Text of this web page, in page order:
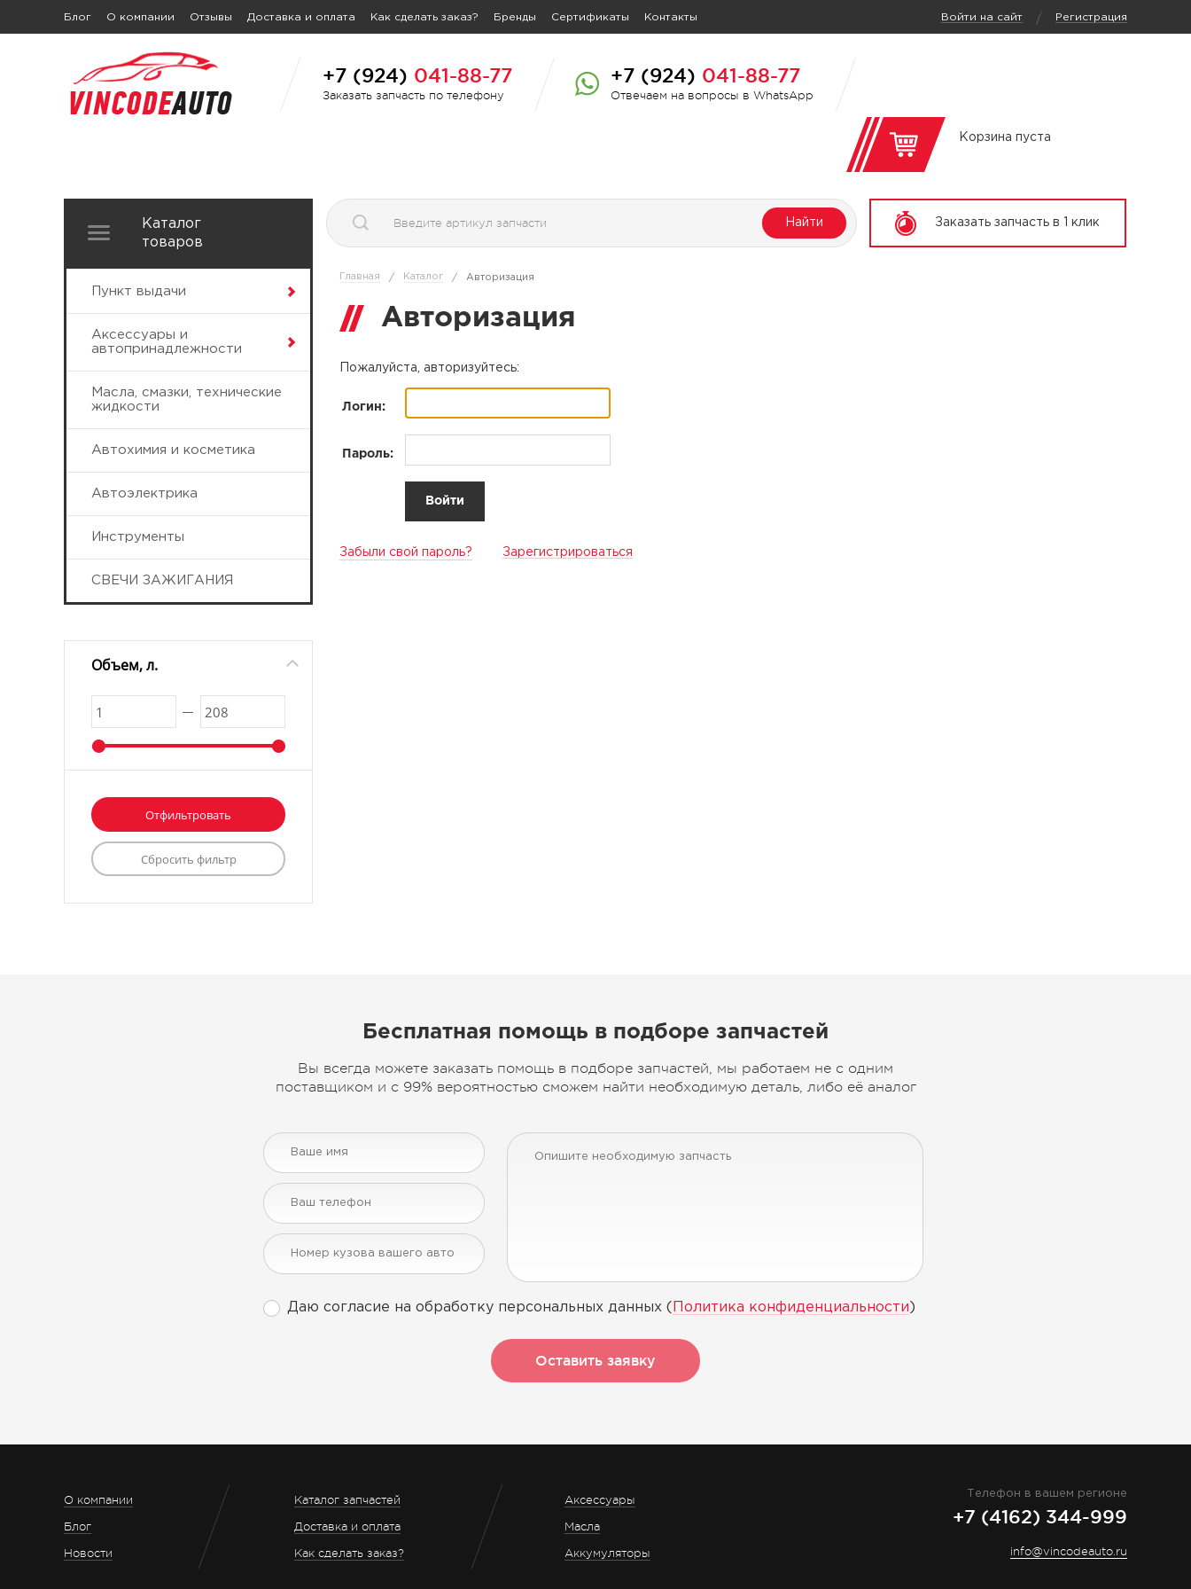
Блог О компании Отзывы Доставка и оплата Как сделать заказ? Бренды Сертификаты Контакты Войти на сайт / Регистрация
+7 (924) 041-88-77
Заказать запчасть по телефону
+7 (924) 041-88-77
Отвечаем на вопросы в WhatsApp
Корзина пуста
Каталог
товаров
Пункт выдачи
Аксессуары и
автопринадлежности
Масла, смазки, технические
жидкости
Автохимия и косметика
Автоэлектрика
Инструменты
СВЕЧИ ЗАЖИГАНИЯ
Объем, л.
Найти Заказать запчасть в 1 клик
Главная / Каталог / Авторизация
Авторизация
Пожалуйста, авторизуйтесь:
Логин:
Пароль:
Забыли свой пароль? Зарегистрироваться
Бесплатная помощь в подборе запчастей
Вы всегда можете заказать помощь в подборе запчастей, мы работаем не с одним
поставщиком и с 99% вероятностью сможем найти необходимую деталь, либо её аналог
Даю согласие на обработку персональных данных ( Политика конфиденциальности )
Оставить заявку
О компании
Блог
Новости
Каталог запчастей
Доставка и оплата
Как сделать заказ?
Аксессуары
Масла
Аккумуляторы
Телефон в вашем регионе
+7 (4162) 344-999
info@vincodeauto.ru